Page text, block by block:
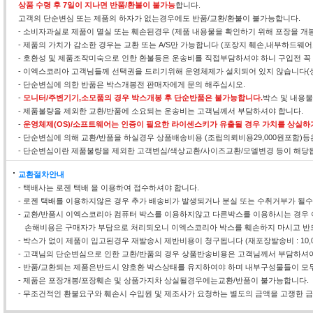
상품 수령 후 7일이 지나면 반품/환불이 불가능합니다.
고객의 단순변심 또는 제품의 하자가 없는경우에도 반품/교환/환불이 불가능합니다.
- 소비자과실로 제품이 멸실 또는 훼손된경우 (제품 내용물을 확인하기 위해 포장을 개
- 제품의 가치가 감소한 경우는 교환 또는 A/S만 가능합니다 (포장지 훼손,내부하드웨
- 호환성 및 제품조작미숙으로 인한 환불등은 운송비를 직접부담하셔야 하니 구입전
- 이엑스코리아 고객님들께 선택권을 드리기위해 운영체제가 설치되어 있지 않습니다
- 단순변심에 의한 반품은 박스개봉전 판매자에게 문의 해주십시오.
- 모니터/주변기기,소모품의 경우 박스개봉 후 단순반품은 불가능합니다.박스 및 내용
- 제품불량을 제외한 교환/반품에 소요되는 운송비는 고객님께서 부담하셔야 합니다.
- 운영체제(OS)/소프트웨어는 인증이 필요한 라이센스키가 유출될 경우 가치를 상실
- 단순변심에 의해 교환/반품을 하실경우 상품배송비용 (조립의뢰비용29,000원포함)
- 단순변심이란 제품불량을 제외한 고객변심/색상교환/사이즈교환/모델변경 등이 해당
교환절차안내
- 택배사는 로젠 택배 을 이용하여 접수하셔야 합니다.
- 로젠 택배를 이용하지않은 경우 추가 배송비가 발생되거나 분실 또는 수취거부가 될
- 교환/반품시 이엑스코리아 컴퓨터 박스를 이용하지않고 다른박스를 이용하시는 경
손해비용은 구매자가 부담으로 처리되오니 이엑스코리아 박스를 훼손하지 마시고
- 박스가 없이 제품이 입고된경우 재발송시 제반비용이 청구됩니다 (재포장발송비 :
- 고객님의 단순변심으로 인한 교환/반품의 경우 상품반송비용은 고객님께서 부담하
- 반품/교환되는 제품은반드시 양호환 박스상태를 유지하여야 하며 내부구성물들이 모
- 제품은 포장개봉/포장훼손 및 상품가지차 상실될경우에는교환/반품이 불가능합니다.
- 무조건적인 환불요구와 훼손시 수입원 및 제조사가 요청하는 별도의 금액을 고쟁한